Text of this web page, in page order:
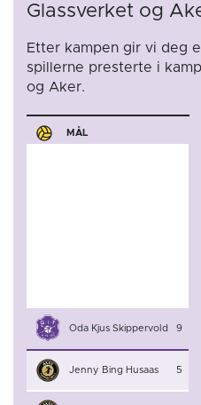
Glassverket og
Etter kampen gir vi deg
spillerne presterte i
og Aker.
MÅL
Oda Kjus Skippervold 9
Jenny Bing Husaas 5